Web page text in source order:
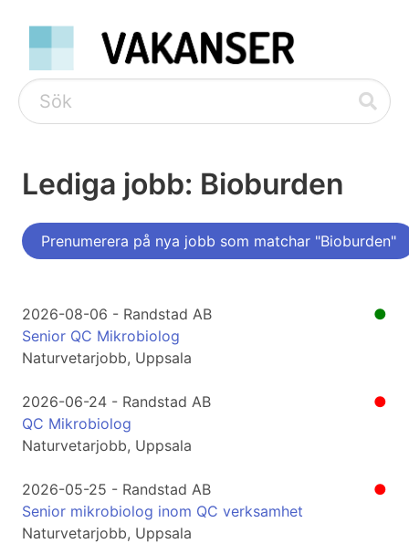
Lediga jobb: Bioburden
Prenumerera på nya jobb som matchar "Bioburden"
●
2026-08-06 - Randstad AB
Senior QC Mikrobiolog
Naturvetarjobb, Uppsala
●
2026-06-24 - Randstad AB
QC Mikrobiolog
Naturvetarjobb, Uppsala
●
2026-05-25 - Randstad AB
Senior mikrobiolog inom QC verksamhet
Naturvetarjobb, Uppsala